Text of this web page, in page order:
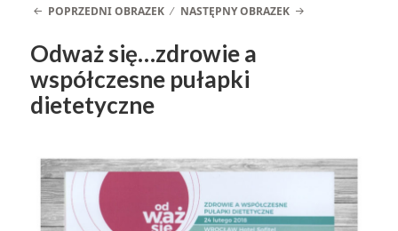
POPRZEDNI OBRAZEK NASTĘPNY OBRAZEK
Odważ się…zdrowie a
współczesne pułapki
dietetyczne